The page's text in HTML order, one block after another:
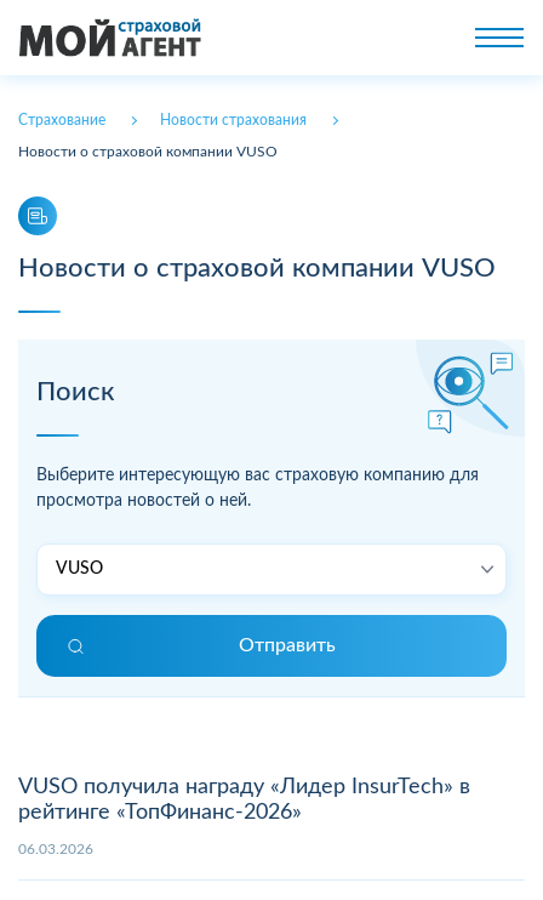
Страхование Новости страхования
Новости о страховой компании VUSO
Новости о страховой компании VUSO
Поиск
Выберите интересующую вас страховую компанию для
просмотра новостей о ней.
Отправить
VUSO получила награду «Лидер InsurTech» в
рейтинге «ТопФинанс-2026»
06.03.2026